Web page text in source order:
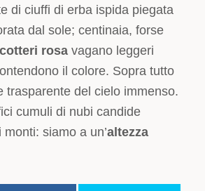
di ciuffi di erba ispida piegata
dal sole; centinaia, forse
rosa vagano leggeri
il colore. Sopra tutto
trasparente del cielo immenso.
cumuli di nubi candide
monti: siamo a un’altezza